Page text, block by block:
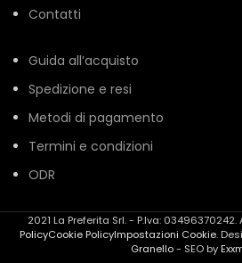
Contatti
Guida all’acquisto
Spedizione e resi
Metodi di pagamento
Termini e condizioni
ODR
2021 La Preferita Srl. - P.Iva:
PolicyCookie PolicyImpostazioni Cookie.
Granello- SEO by